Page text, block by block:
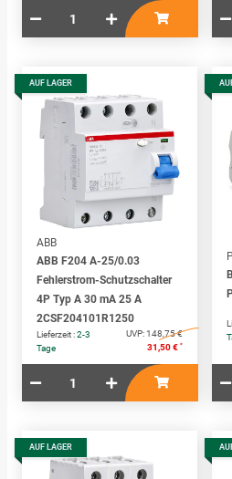
AUF LAGER
ABB
ABB F204 A-25/0.03
Fehlerstrom-Schutzschalter
4P Typ A 30 mA 25 A
2CSF204101R1250
Lieferzeit :2-3
Tage
UVP:148,75 €
31,50 € *
AUF LAGER